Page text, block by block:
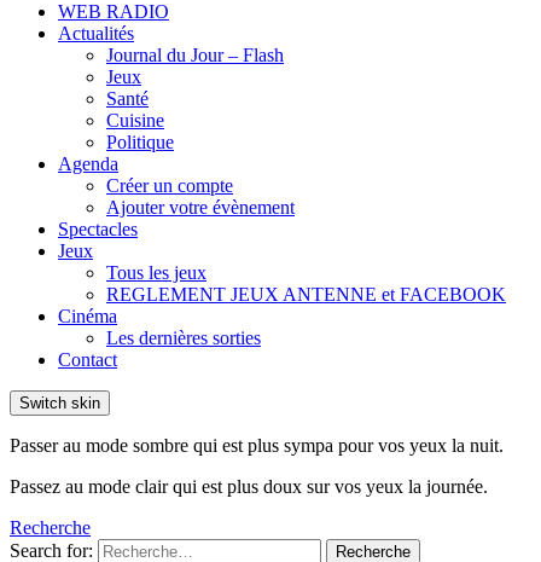
WEB RADIO
Actualités
Journal du Jour – Flash
Jeux
Santé
Cuisine
Politique
Agenda
Créer un compte
Ajouter votre évènement
Spectacles
Jeux
Tous les jeux
REGLEMENT JEUX ANTENNE et FACEBOOK
Cinéma
Les dernières sorties
Contact
Switch skin
Passer au mode sombre qui est plus sympa pour vos yeux la nuit.
Passez au mode clair qui est plus doux sur vos yeux la journée.
Recherche
Search for:
Recherche